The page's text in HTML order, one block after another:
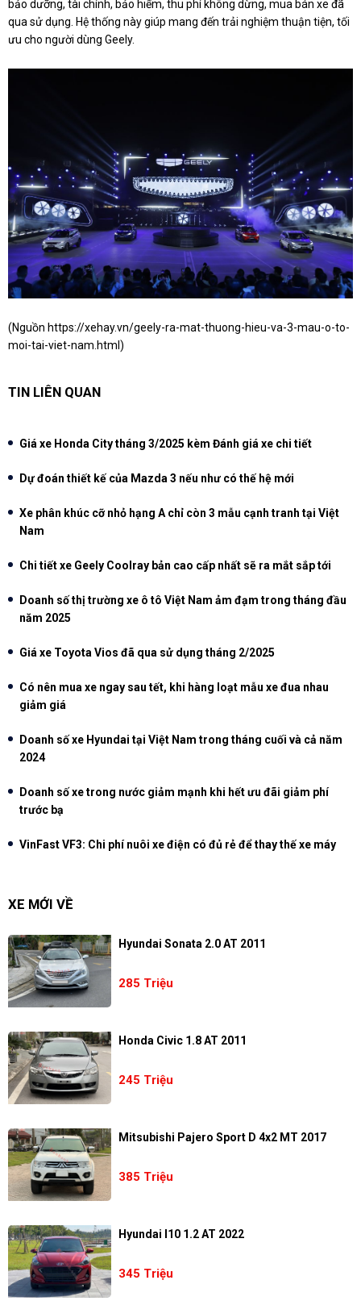
bảo dưỡng, tài chính, bảo hiểm, thu phí không dừng, mua bán xe đã
qua sử dụng. Hệ thống này giúp mang đến trải nghiệm thuận tiện, tối
ưu cho người dùng Geely.
(Nguồn https://xehay.vn/geely-ra-mat-thuong-hieu-va-3-mau-o-to-
moi-tai-viet-nam.html )
TIN LIÊN QUAN
Giá xe Honda City tháng 3/2025 kèm Đánh giá xe chi tiết
Dự đoán thiết kế của Mazda 3 nếu như có thế hệ mới
Xe phân khúc cỡ nhỏ hạng A chỉ còn 3 mẫu cạnh tranh tại Việt
Nam
Chi tiết xe Geely Coolray bản cao cấp nhất sẽ ra mắt sắp tới
Doanh số thị trường xe ô tô Việt Nam ảm đạm trong tháng đầu
năm 2025
Giá xe Toyota Vios đã qua sử dụng tháng 2/2025
Có nên mua xe ngay sau tết, khi hàng loạt mẫu xe đua nhau
giảm giá
Doanh số xe Hyundai tại Việt Nam trong tháng cuối và cả năm
2024
Doanh số xe trong nước giảm mạnh khi hết ưu đãi giảm phí
trước bạ
VinFast VF3: Chi phí nuôi xe điện có đủ rẻ để thay thế xe máy
XE MỚI VỀ
Hyundai Sonata 2.0 AT 2011
285 Triệu
Honda Civic 1.8 AT 2011
245 Triệu
Mitsubishi Pajero Sport D 4x2 MT 2017
385 Triệu
Hyundai I10 1.2 AT 2022
345 Triệu